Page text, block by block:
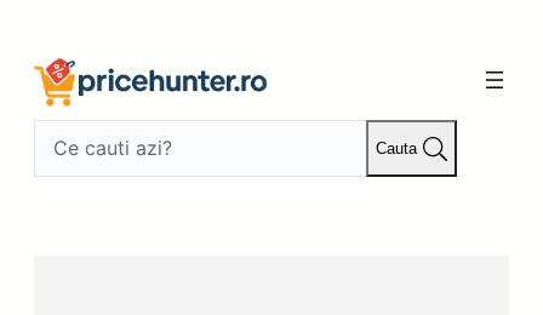
conținut
Cauta